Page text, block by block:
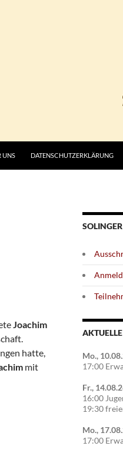
UNS DATENSCHUTZERKLÄRUNG
Joachim
hatte,
mit
Mo.,
17:00
Fr.,
16:00
19:30
Mo.,
17:00